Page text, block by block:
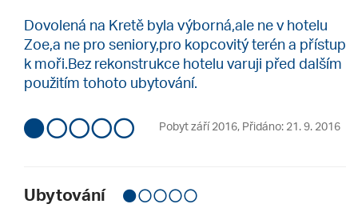
Dovolená na Kretě byla výborná,ale ne v hotelu
Zoe,a ne pro seniory,pro kopcovitý terén a přístup
k moři.Bez rekonstrukce hotelu varuji před dalším
použitím tohoto ubytování.
Pobyt září 2016, Přidáno: 21. 9. 2016
Ubytování